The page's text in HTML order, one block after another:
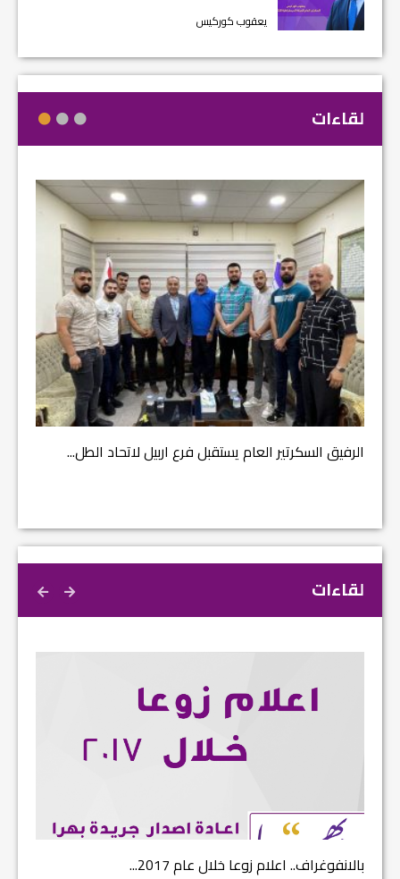
يعقوب كوركيس
لقاءات
الرفيق السكرتير العام يستقبل فرع اربيل لاتحاد الطل...
لقاءات
بالانفوغراف.. اعلام زوعا خلال عام 2017...